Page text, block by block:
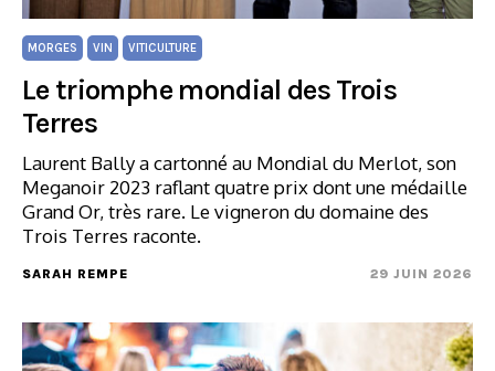
MORGES VIN VITICULTURE
Le triomphe mondial des Trois
Terres
Laurent Bally a cartonné au Mondial du Merlot, son
Meganoir 2023 raflant quatre prix dont une médaille
Grand Or, très rare. Le vigneron du domaine des
Trois Terres raconte.
SARAH REMPE 29 JUIN 2026